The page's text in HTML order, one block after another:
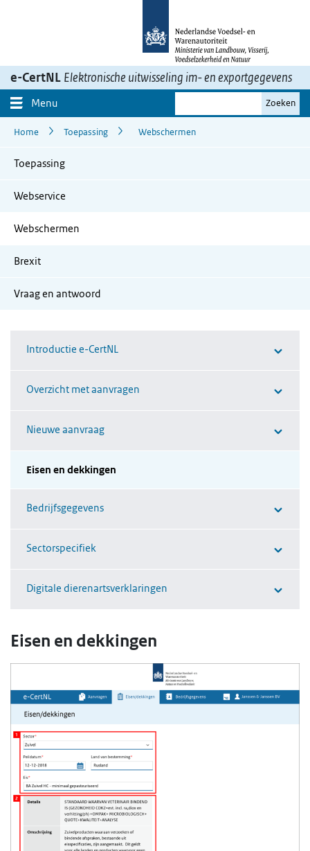
e-CertNL Elektronische uitwisseling im- en exportgegevens
Menu
zoekterm
Zoeken
Home Toepassing Webschermen
Toepassing
Webservice
Webschermen
Brexit
Vraag en antwoord
Introductie e-CertNL
Overzicht met aanvragen
Nieuwe aanvraag
Eisen en dekkingen
Bedrijfsgegevens
Sectorspecifiek
Digitale dierenartsverklaringen
Eisen en dekkingen